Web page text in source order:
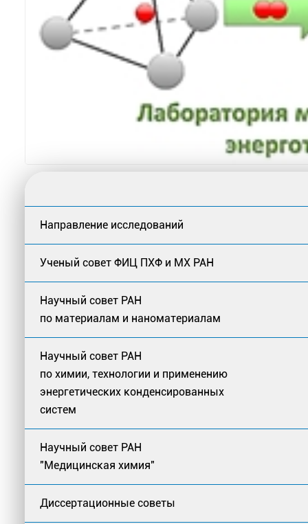
Направление исследований
Ученый совет ФИЦ ПХФ и МХ РАН
Научный совет РАН
по материалам и наноматериалам
Научный совет РАН
по химии, технологии и применению
энергетических конденсированных
систем
Научный совет РАН
"Медицинская химия"
Диссертационные советы